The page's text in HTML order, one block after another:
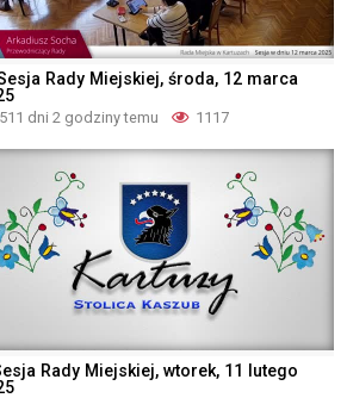
Rady Miejskiej, środa, 12 marca
511 dni 2 godziny temu 1117
Rady Miejskiej, wtorek, 11 lutego